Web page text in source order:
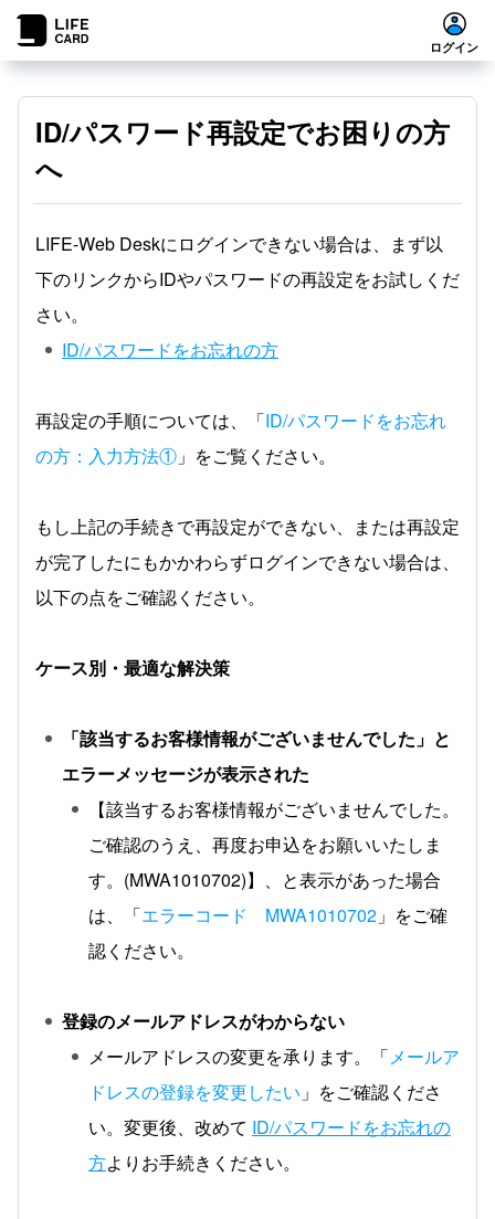
ログイン
ID/パスワード再設定でお困りの方
へ
LIFE-Web Deskにログインできない場合は、まず以
下のリンクからIDやパスワードの再設定をお試しくだ
さい。
ID/パスワードをお忘れの方
再設定の手順については、「ID/パスワードをお忘れ
の方：入力方法① 」をご覧ください。
もし上記の手続きで再設定ができない、または再設定
が完了したにもかかわらずログインできない場合は、
以下の点をご確認ください。
ケース別・最適な解決策
「該当するお客様情報がございませんでした」と
エラーメッセージが表示された
【該当するお客様情報がございませんでした。
ご確認のうえ、再度お申込をお願いいたしま
す。(MWA1010702)】、と表示があった場合
は、「エラーコード MWA1010702 」をご確
認ください。
登録のメールアドレスがわからない
メールアドレスの変更を承ります。「メールア
ドレスの登録を変更したい 」をご確認くださ
い。変更後、改めて ID/パスワードをお忘れの
方よりお手続きください。